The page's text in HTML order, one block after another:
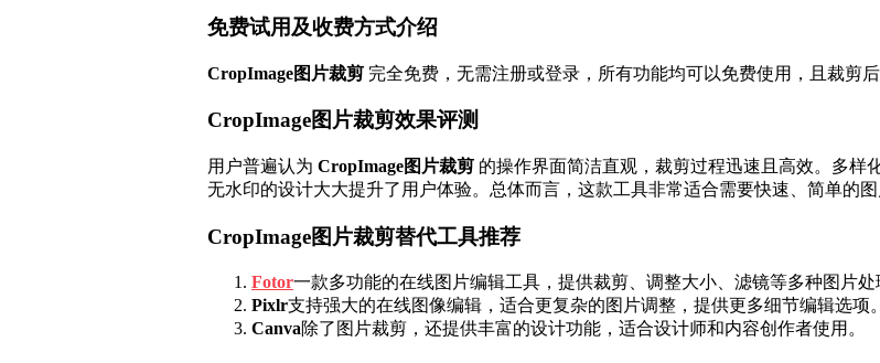
免费试用及收费方式介绍
CropImage图片裁剪 完全免费，无需注册或登录，所有功能均可以免费使用，且裁剪
CropImage图片裁剪效果评测
用户普遍认为 CropImage图片裁剪 的操作界面简洁直观，裁剪过程迅速且高效。多样
无水印的设计大大提升了用户体验。总体而言，这款工具非常适合需要快速、简单的
CropImage图片裁剪替代工具推荐
Fotor一款多功能的在线图片编辑工具，提供裁剪、调整大小、滤镜等多种图片处
Pixlr支持强大的在线图像编辑，适合更复杂的图片调整，提供更多细节编辑选项。
Canva除了图片裁剪，还提供丰富的设计功能，适合设计师和内容创作者使用。